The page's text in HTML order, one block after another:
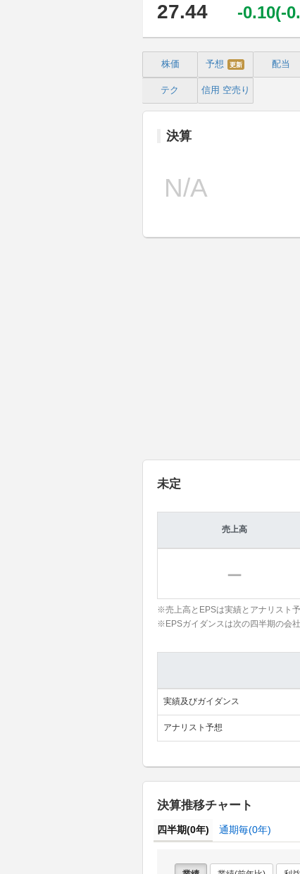
27.44 -0.10(-
株価 予想 更新 配当
テク 信用 空売り
決算
未定
売上高
※売上高とEPSは実績とアナリスト予
※EPSガイダンスは次の四半期の会
実績及びガイダンス
アナリスト予想
決算推移チャート
四半期(0年) 通期毎(0年)